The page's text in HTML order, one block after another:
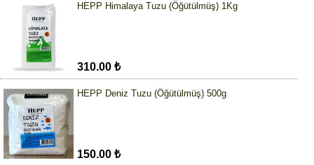
HEPP Himalaya Tuzu (Öğütülmüş) 1Kg
310.00 ₺
HEPP Deniz Tuzu (Öğütülmüş) 500g
150.00 ₺